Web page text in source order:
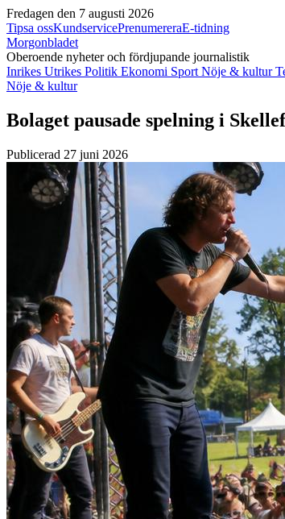
Fredagen den 7 augusti 2026
Tipsa ossKundservicePrenumereraE-tidning
Morgonbladet
Oberoende nyheter och fördjupande journalistik
Inrikes Utrikes Politik Ekonomi Sport Nöje & kultur
Nöje & kultur
Bolaget pausade spelning i
Publicerad 27 juni 2026